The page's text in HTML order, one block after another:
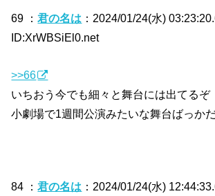
69 ：君の名は ：2024/01/24(水)
ID:XrWBSiEl0.net
>>66
いちおう今でも細々と舞台には出てるぞ
小劇場で1週間公演みたいな舞台ばっか
84 ：君の名は ：2024/01/24(水)